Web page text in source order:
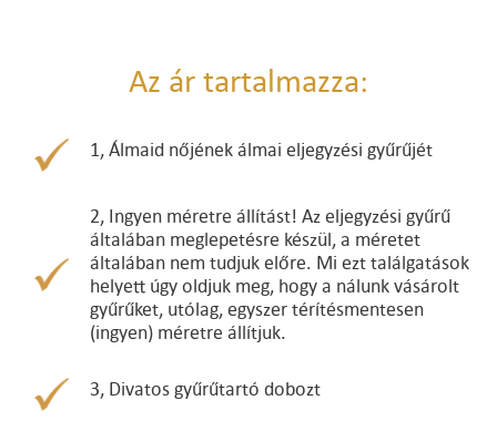
Az ár tartalmazza:
1, Álmaid nőjének álmai eljegyzési gyűrűjét
2, Ingyen méretre állítást! Az eljegyzési gyűrű
általában meglepetésre készül, a méretet
általában nem tudjuk előre. Mi ezt találgatások
helyett úgy oldjuk meg, hogy a nálunk vásárolt
gyűrűket, utólag, egyszer térítésmentesen
(ingyen) méretre állítjuk.
3, Divatos gyűrűtartó dobozt